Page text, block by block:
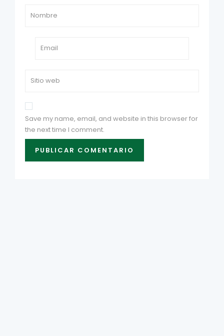
Save my name, email, and website in this browser for
the next time I comment.